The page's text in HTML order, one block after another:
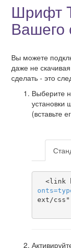
Шрифт
Вашего
Вы можете
даже не
сделать - это
Выберите
установки
(вставьте
<link
onts=
ext/